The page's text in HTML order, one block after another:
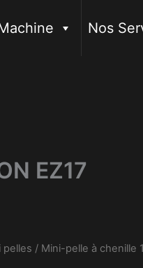
Nos
EZ17
pelles / Mini-pelle à chenille